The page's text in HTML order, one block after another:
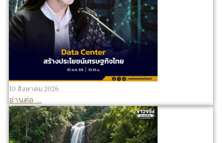
10 สิงหาคม 2026
อ่านต่อ ...